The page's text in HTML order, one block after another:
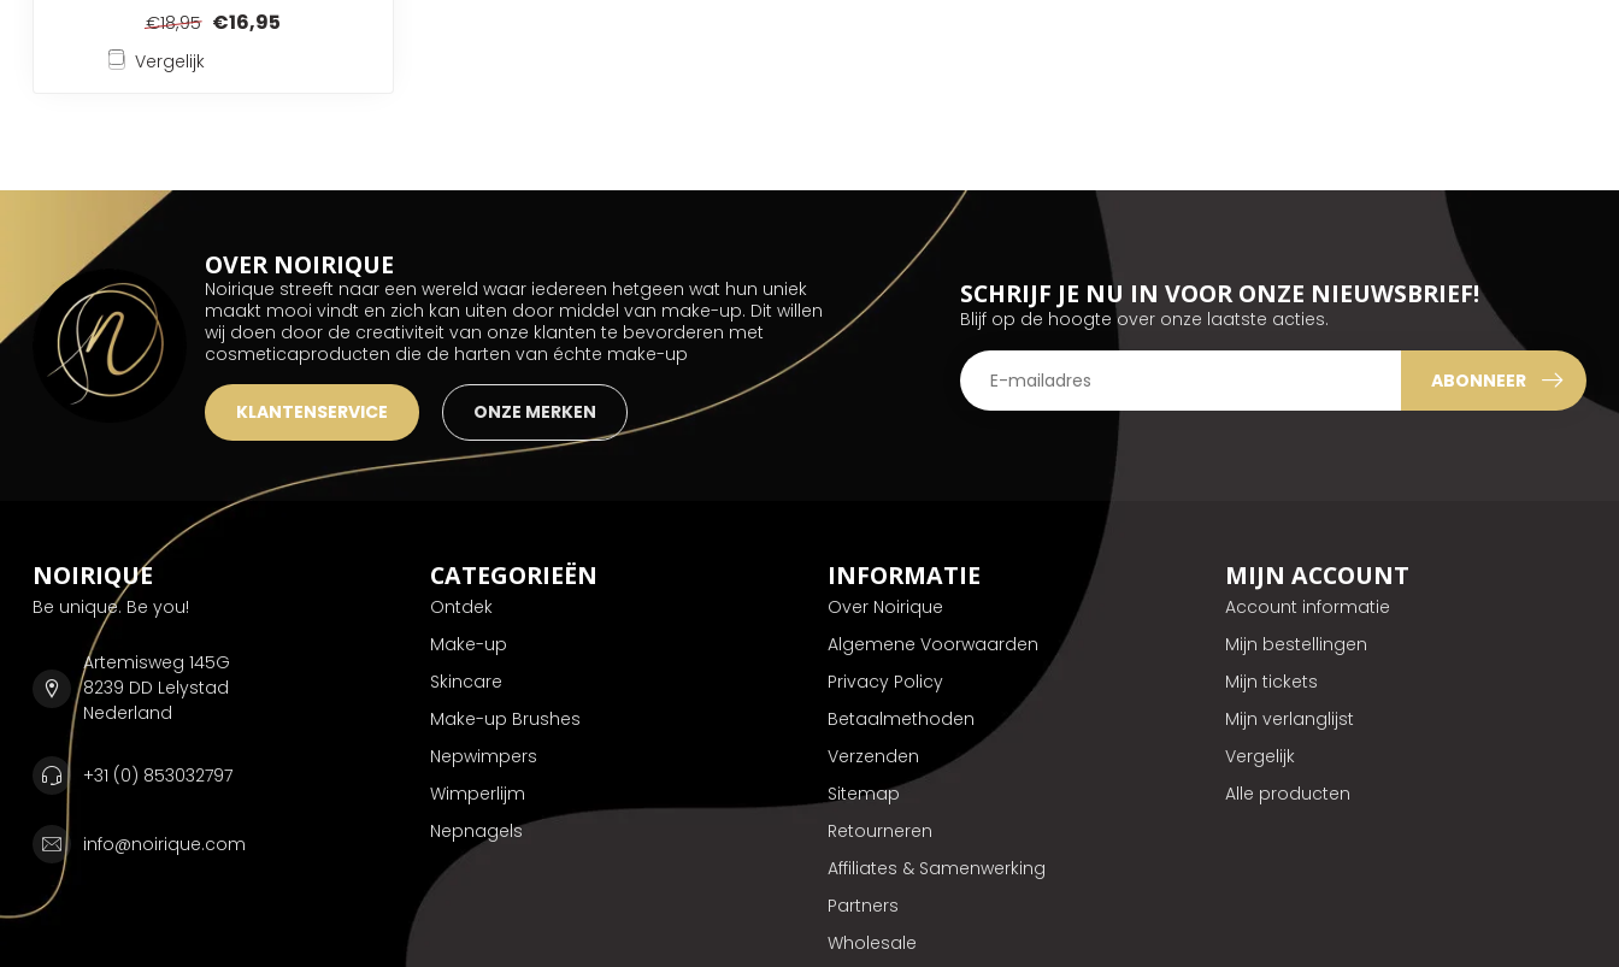
€18,95 €16,95
Vergelijk
OVER NOIRIQUE
Noirique streeft naar een wereld waar iedereen hetgeen wat hun uniek
maakt mooi vindt en zich kan uiten door middel van make-up. Dit willen
wij doen door de creativiteit van onze klanten te bevorderen met
cosmeticaproducten die de harten van échte make-up
KLANTENSERVICE ONZE MERKEN
SCHRIJF JE NU IN VOOR ONZE NIEUWSBRIEF!
Blijf op de hoogte over onze laatste acties.
ABONNEER
NOIRIQUE
Be unique. Be you!
Artemisweg 145G
8239 DD Lelystad
Nederland
+31 (0) 853032797
info@noirique.com
CATEGORIEËN
Ontdek
Make-up
Skincare
Make-up Brushes
Nepwimpers
Wimperlijm
Nepnagels
INFORMATIE
Over Noirique
Algemene Voorwaarden
Privacy Policy
Betaalmethoden
Verzenden
Sitemap
Retourneren
Affiliates & Samenwerking
Partners
Wholesale
MIJN ACCOUNT
Account informatie
Mijn bestellingen
Mijn tickets
Mijn verlanglijst
Vergelijk
Alle producten